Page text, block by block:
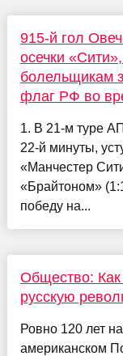
915-й гол
осечки
болельщикам
флаг РФ во
1. В 21-м туре
22-й минуты,
«Манчестер
«Брайтоном»
победу на...
Общество: Как
русскую
Ровно 120 лет
американском